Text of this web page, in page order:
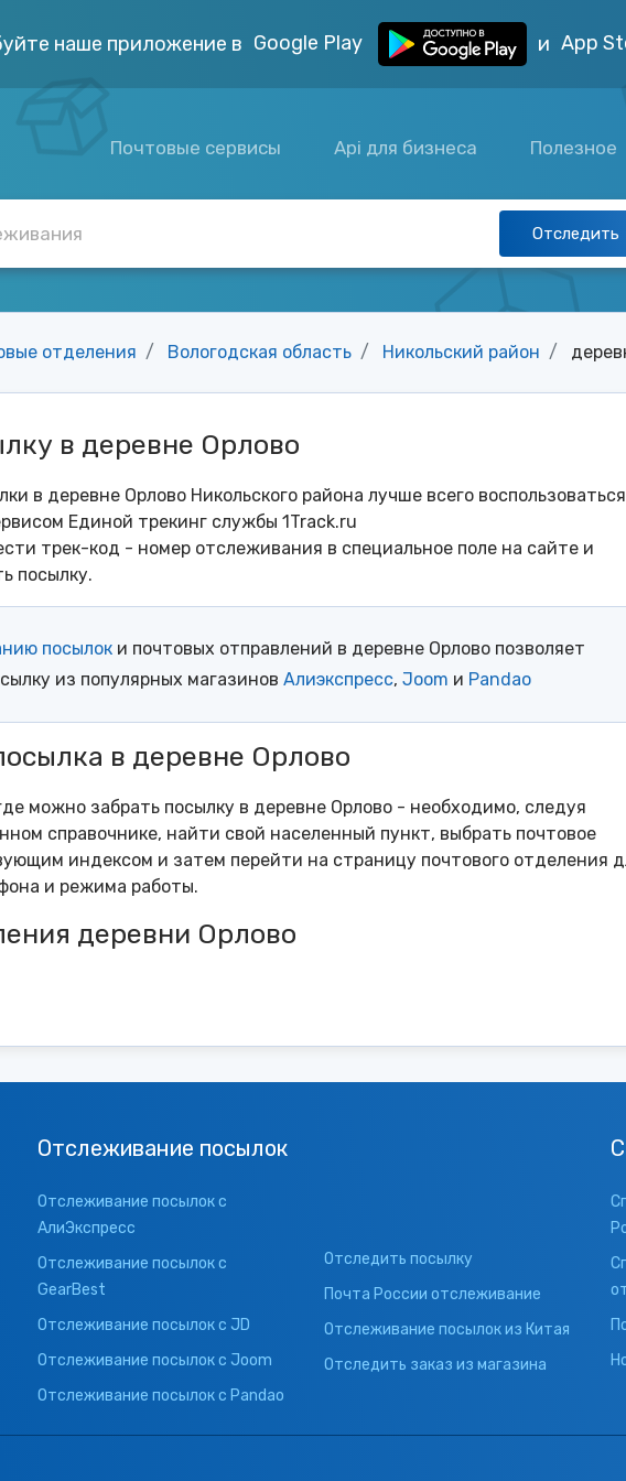
наше приложение в Google Play и App
Почтовые сервисы Api для бизнеса Полезное
Отследить
отделения Вологодская область Никольский район
в деревне Орлово
в деревне Орлово Никольского района лучше всего воспользоваться
Единой трекинг службы 1Track.ru
трек-код - номер отслеживания в специальное поле на сайте и
посылку.
посылок и почтовых отправлений в деревне Орлово позволяет
из популярных магазинов Алиэкспресс, Joom и Pandao
в деревне Орлово
можно забрать посылку в деревне Орлово - необходимо, следуя
справочнике, найти свой населенный пункт, выбрать почтовое
индексом и затем перейти на страницу почтового отделения
и режима работы.
деревни Орлово
Отслеживание посылок
Отслеживание посылок с
АлиЭкспресс
Отслеживание посылок с
GearBest
Отслеживание посылок с JD
Отслеживание посылок с Joom
Отслеживание посылок с Pandao
Отследить посылку
Почта России отслеживание
Отслеживание посылок из Китая
Отследить заказ из магазина